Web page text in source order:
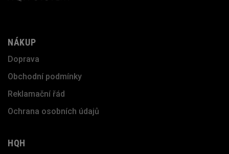
NÁKUP
Doprava
Obchodní podmínky
Reklamační řád
Ochrana osobních údajů
HQH